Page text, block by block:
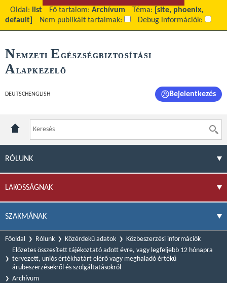
Oldal: list Fő tartalom: Archívum Téma:
[site, phoenix,
default]
Nem publikált tartalmak: Debug információk:
NEMZETI E GÉSZSÉGBIZTOSÍTÁSI
ALAPKEZELŐ
DEUTSCH ENGLISH Bejelentkezés
RÓLUNK
LAKOSSÁGNAK
SZAKMÁNAK
Főoldal Rólunk Közérdekű adatok
Közbeszerzési információk
Előzetes összesített tájékoztató adott évre, vagy legfeljebb 12 hónapra
tervezett, uniós értékhatárt elérő vagy meghaladó értékű
árubeszerzésekről és szolgáltatásokról
Archívum